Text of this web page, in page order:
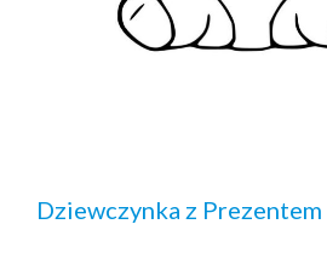
Dziewczynka z Prezentem